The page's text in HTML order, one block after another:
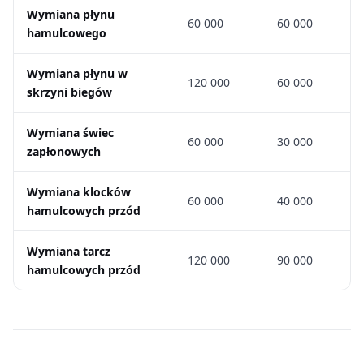
Wymiana płynu
hamulcowego
60 000 60 000
Wymiana płynu w
skrzyni biegów
120 000 60 000
Wymiana świec
zapłonowych
60 000 30 000
Wymiana klocków
hamulcowych przód
60 000 40 000
Wymiana tarcz
hamulcowych przód
120 000 90 000